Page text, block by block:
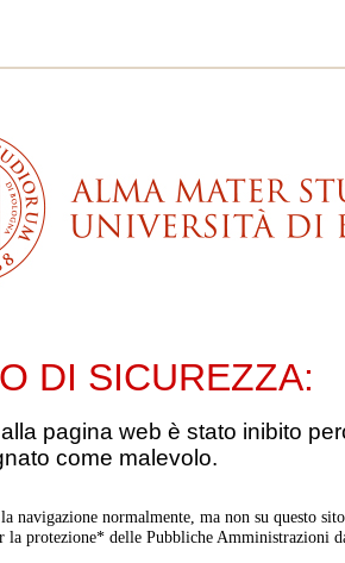
DI SICUREZZA:
pagina web è stato inibito
come malevolo.
navigazione normalmente, ma non su questo
la protezione* delle Pubbliche Amministrazioni